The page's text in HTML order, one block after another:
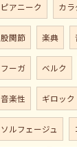
ピアニーク カラ
股関節 楽典
フーガ ベルク
音楽性 ギロック
ソルフェージュ